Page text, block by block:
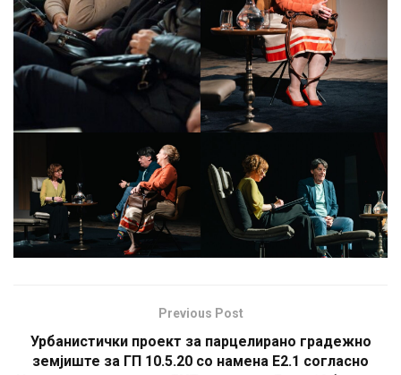
Previous Post
Урбанистички проект за парцелирано градежно
земјиште за ГП 10.5.20 со намена Е2.1 согласно